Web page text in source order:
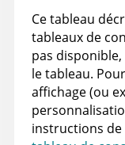
Ce tableau
tableaux de
pas
le tableau.
affichage (ou
instructions de